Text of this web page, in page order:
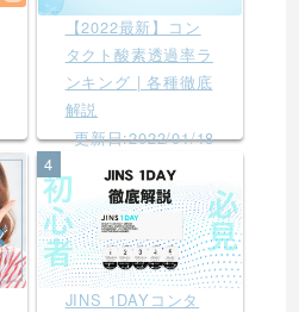
【2022最新】コン
タクト酸素透過率ラ
ンキング | 各種徹底
解説
更新日:2022/01/18
4
JINS 1DAYコンタ